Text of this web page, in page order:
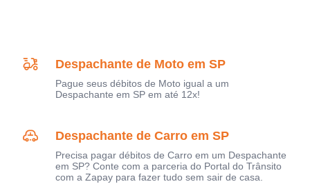
Despachante de Moto em SP
Pague seus débitos de Moto igual a um
Despachante em SP em até 12x!
Despachante de Carro em SP
Precisa pagar débitos de Carro em um Despachante
em SP? Conte com a parceria do Portal do Trânsito
com a Zapay para fazer tudo sem sair de casa.